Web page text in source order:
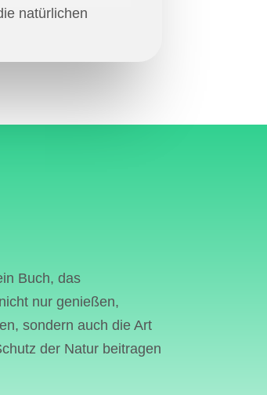
natürlichen
sich aus
die
von
Buch, das
nur genießen,
sondern auch die Art
der Natur beitragen